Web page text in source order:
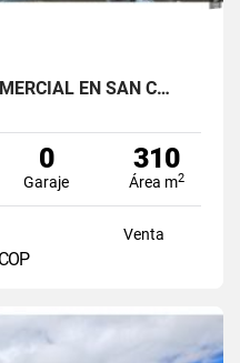
EN SAN C…
0
Garaje
310
Área m2
Venta
COP